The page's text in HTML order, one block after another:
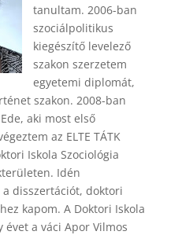
tanultam. 2006-ban
szociálpolitikus
kiegészítő levelező
szakon szerzetem
egyetemi diplomát,
szakon. 2008-ban
aki most első
az ELTE TÁTK
Iskola Szociológia
Idén
disszertációt, doktori
kapom. A Doktori Iskola
a váci Apor Vilmos